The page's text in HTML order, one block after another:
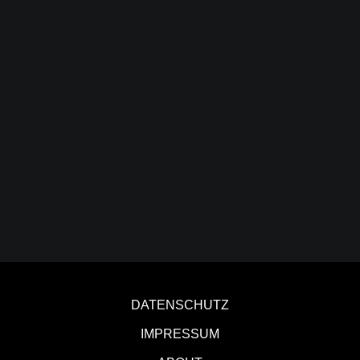
DATENSCHUTZ
IMPRESSUM